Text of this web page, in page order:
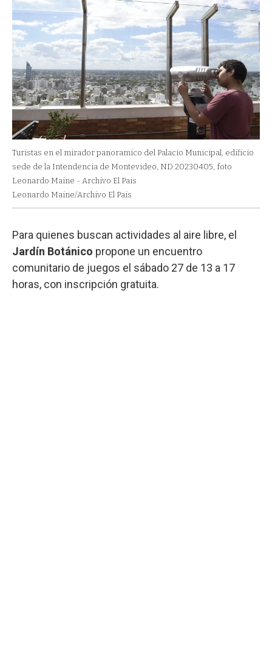
Turistas en el mirador panoramico del Palacio Municipal, edificio
sede de la Intendencia de Montevideo, ND 20230405, foto
Leonardo Maine - Archivo El Pais
Leonardo Maine/Archivo El Pais
Para quienes buscan actividades al aire libre, el
Jardín Botánico propone un encuentro
comunitario de juegos el sábado 27 de 13 a 17
horas, con inscripción gratuita.